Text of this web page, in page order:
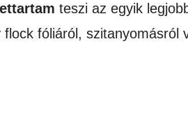
teszi az egyik
fóliáról,